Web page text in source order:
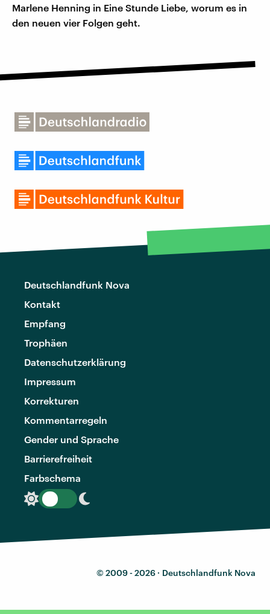
Marlene Henning in Eine Stunde Liebe, worum es in
den neuen vier Folgen geht.
Deutschlandfunk Nova
Kontakt
Empfang
Trophäen
Datenschutzerklärung
Impressum
Korrekturen
Kommentarregeln
Gender und Sprache
Barrierefreiheit
Farbschema
© 2009 - 2026 · Deutschlandfunk Nova